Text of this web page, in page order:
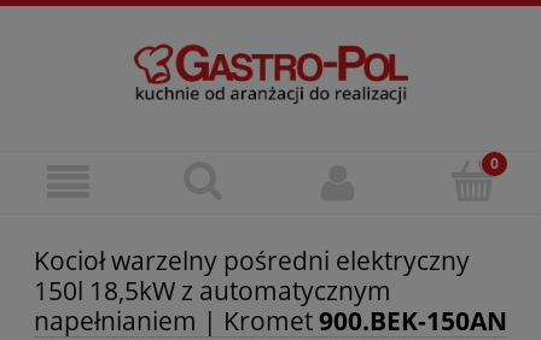
Kocioł warzelny pośredni elektryczny
150l 18,5kW z automatycznym
napełnianiem | Kromet900.BEK-150AN